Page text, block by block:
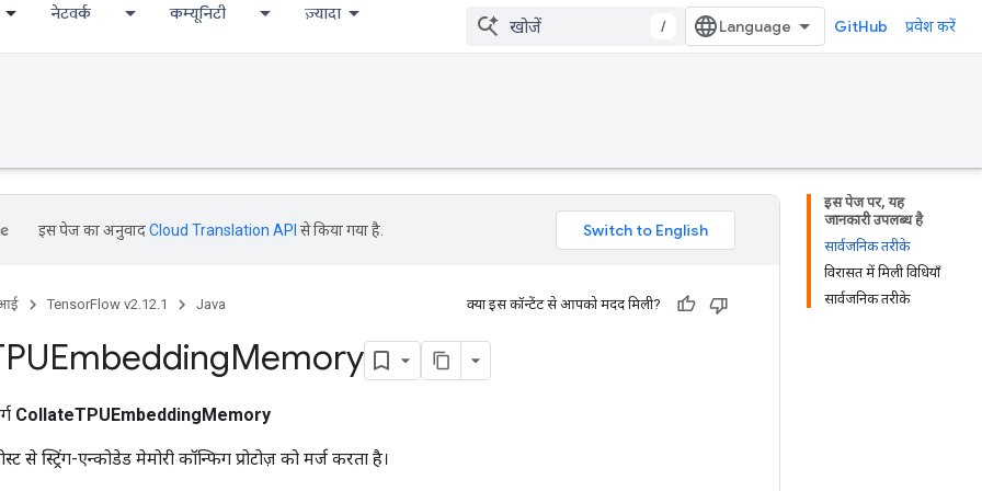
नेटवर्क कम्यूनिटी ज़्यादा
/ GitHub प्रवेश करें
इस पेज पर, यह
जानकारी उपलब्ध है
सार्वजनिक तरीके
विरासत में मिली विधियाँ
सार्वजनिक तरीके
इस पेज का अनुवादCloud Translation API से किया गया है.
TensorFlow v2.12.1 Java क्या इस कॉन्टेंट से आपको मदद मिली?
Memory
CollateTPUEmbeddingMemory
से स्ट्रिंग-एन्कोडेड मेमोरी कॉन्फिग प्रोटोज़ को मर्ज करता है।